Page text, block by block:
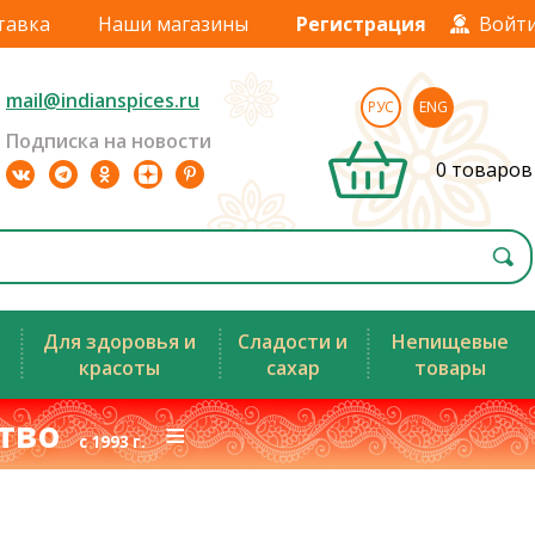
Наши магазины Регистрация
mail@indianspices.ru
Подписка на новости
РУС ENG
0 товаров
Для здоровья и
красоты
Сладости и
сахар
Непищевые
товары
с 1993 г.≡